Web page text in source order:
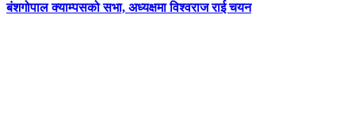
बंशगोपाल क्याम्पसको सभा, अध्यक्षमा विश्वराज राई चयन